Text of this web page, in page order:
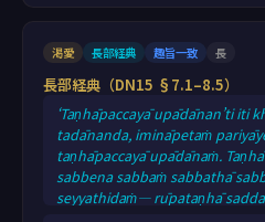
渇愛 長部経典 趣旨一致 長
長部経典（DN15 §7.1–8.5）
‘Taṇhāpaccayā upādānan’ti iti
tadānanda, imināpetaṁ
taṇhāpaccayā upādānaṁ.
sabbena sabbaṁ sabbathā
seyyathidaṁ— rūpataṇhā